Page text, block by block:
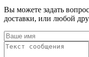
Вы можете задать
доставки, или любой